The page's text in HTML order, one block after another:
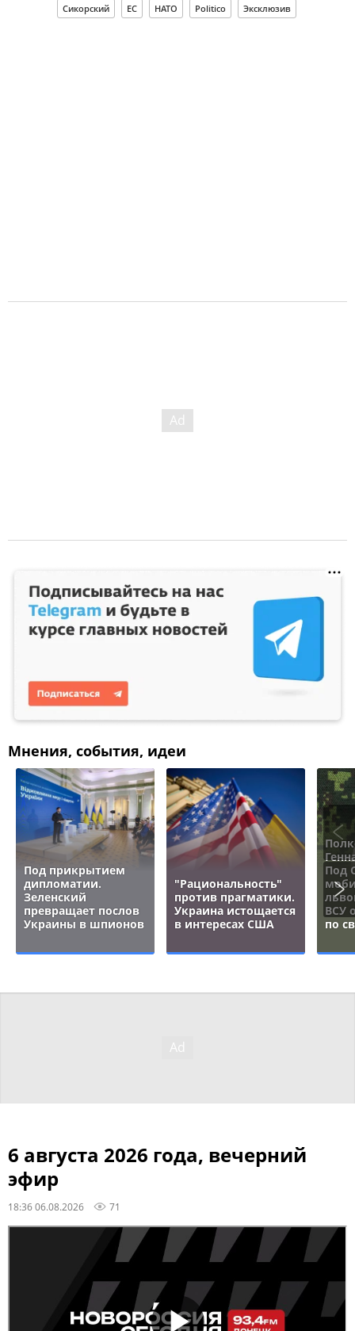
Сикорский ЕС НАТО Politico Эксклюзив
Мнения, события, идеи
Под прикрытием
дипломатии.
Зеленский
превращает послов
Украины в шпионов
"Рациональность"
против прагматики.
Украина истощается
в интересах США
Под
ВСУ
по
6 августа 2026 года, вечерний
эфир
18:36 06.08.2026 71